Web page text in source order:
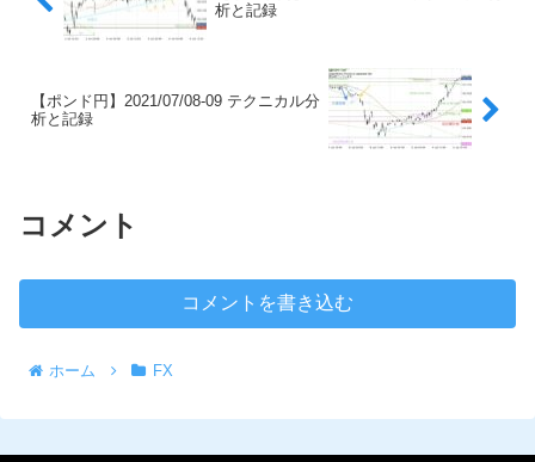
析と記録
【ポンド円】2021/07/08-09 テクニカル分
析と記録
コメント
コメントを書き込む
ホーム FX